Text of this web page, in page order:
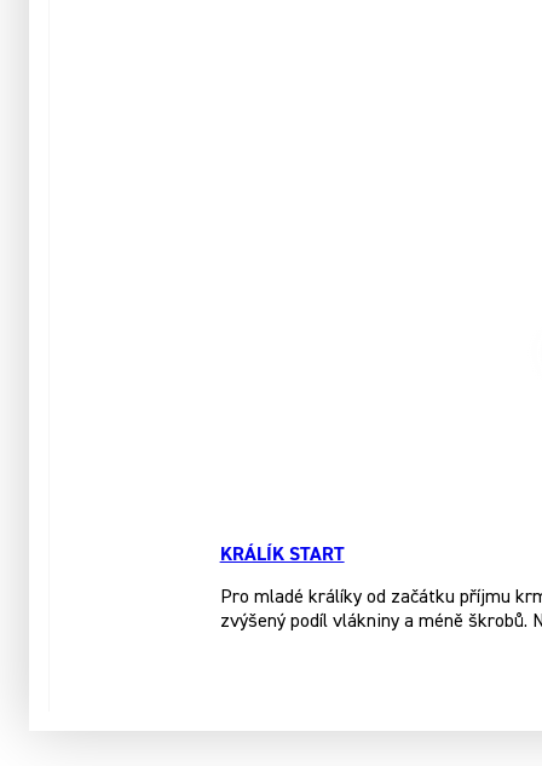
KRÁLÍK START
Pro mladé králíky od začátku příjmu
zvýšený podíl vlákniny a méně škrobů.